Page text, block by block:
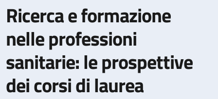
Ricerca e formazione
nelle professioni
sanitarie: le prospettive
dei corsi di laurea